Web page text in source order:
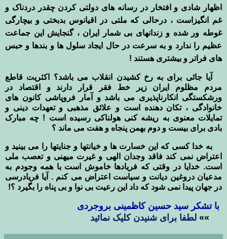
اظهار شادی و افتخار در رسانه های دولتی کردن چقدر دردناک و
غم انگیزاست ، درحالی که ملتی در اقیانوس بدبختی و بیچارگی
غوطه ور شده و زندانهای بی شمار ایران ، گنجایش این جماعت
عظیم را ندارد و به سرعت در حال ایجاد سلول ها و بندها و حبس
های فراتر و بیشتری هستند !
آیا جائی برای به رخ کشیدن انقلاب می باشد؟ اکثریت قاطع
مردم مظلوم ایران زیر خط فقر قرار دارند و اقتصاد در
ورشکستگی انکارناپذیری می باشد و آمار فروپاشی کانون های
خانوادگی ، تکان دهنده است و علائق مذهبی و تعهدات دینی و
تمایلات معنوی به ریشه کنی هولناکی رسیده است ! چه مبارک
بادی برای بیست و دوم بهمن پنجاه و هفت می ماند ؟
به خدا کسی که این خسارت ها و خیانتها و جنایتها را می بینید و
اعتراض نمی کند فاقد وجدان الهی و غیرت میهنی و تعصب ملی
است. خدایا در وقتی که فریادها خاموش است با همه وجودم به
مدعیان دروغین دیانت و سیاست اعتراض می کنم . آیا فریادرسی
در جهان پیدا نمی شود که داد این رعیت بی نوا و بی پناه را بگیرد ؟!
با تشکر سید حسین کاظمینی بروجردی
»» لطفا برای شنیدن کلیک نمائید